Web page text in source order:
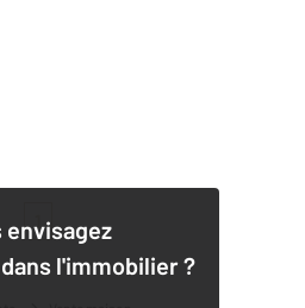
envisagez
l'immobilier ?